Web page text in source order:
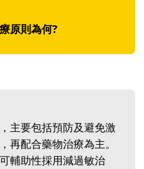
原則為何?
主要包括預防及避免激
再配合藥物治療為主。
輔助性採用減過敏治